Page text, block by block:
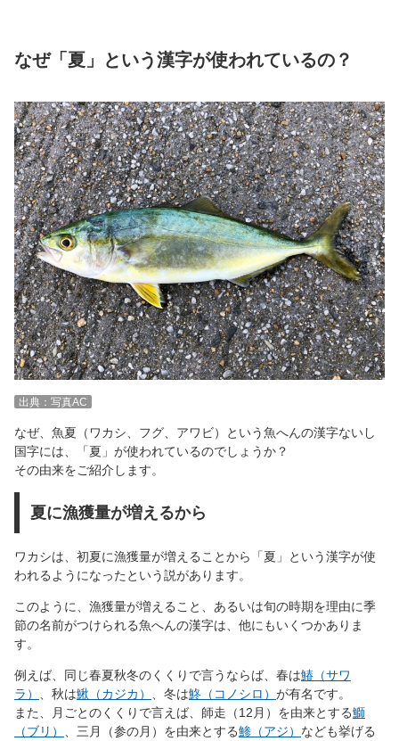
なぜ「夏」という漢字が使われているの？
出典：写真AC
なぜ、魚夏（ワカシ、フグ、アワビ）という魚へんの漢字ないし
国字には、「夏」が使われているのでしょうか？
その由来をご紹介します。
夏に漁獲量が増えるから
ワカシは、初夏に漁獲量が増えることから「夏」という漢字が使
われるようになったという説があります。
このように、漁獲量が増えること、あるいは旬の時期を理由に季
節の名前がつけられる魚へんの漢字は、他にもいくつかありま
す。
例えば、同じ春夏秋冬のくくりで言うならば、春は鰆（サワ
ラ）
、秋は鰍（カジカ） 、冬は鮗（コノシロ） が有名です。
また、月ごとのくくりで言えば、師走（12月）を由来とする鰤
（ブリ）
、三月（参の月）を由来とする鯵（アジ） なども挙げる